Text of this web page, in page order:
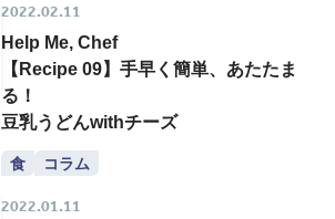
2022.02.11
Help Me, Chef
【Recipe 09】手早く簡単、あたたま
る！
豆乳うどんwithチーズ
食 コラム
2022.01.11